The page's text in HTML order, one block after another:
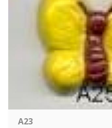
A23